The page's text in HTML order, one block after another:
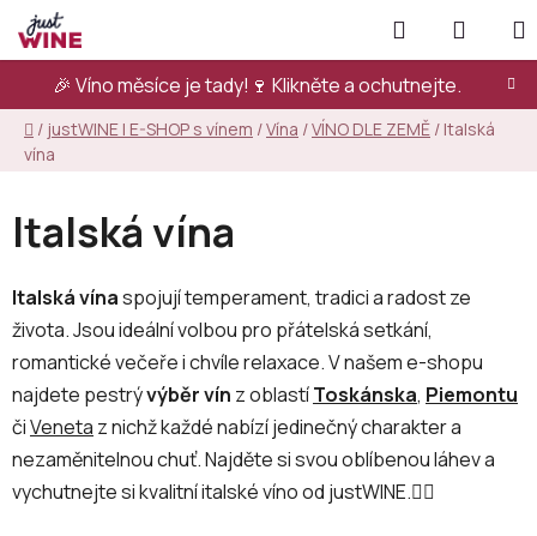
Přejít
na
obsah
🎉 Víno měsíce je tady!🍷 Klikněte a ochutnejte.
Hledat
KOŠÍK
Domů
/ justWINE | E-SHOP s vínem /Vína /VÍNO DLE ZEMĚ / Italská
vína
Italská vína
Italská vínaspojují temperament, tradici a radost ze
života. Jsou ideální volbou pro přátelská setkání,
romantické večeře i chvíle relaxace. V našem e-shopu
najdete pestrývýběr vín z oblastíToskánska, Piemontu
čiVeneta z nichž každé nabízí jedinečný charakter a
nezaměnitelnou chuť. Najděte si svou oblíbenou láhev a
vychutnejte si kvalitní italské víno od justWINE.👇🏻